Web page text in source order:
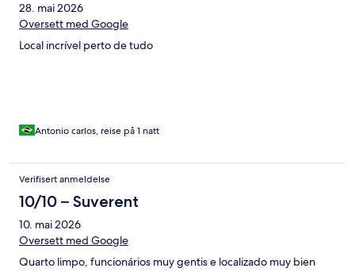
28. mai 2026
Oversett med Google
Local incrível perto de tudo
Antonio carlos, reise på 1 natt
Verifisert anmeldelse
10/10 – Suverent
10. mai 2026
Oversett med Google
Quarto limpo, funcionários muy gentis e localizado muy bien